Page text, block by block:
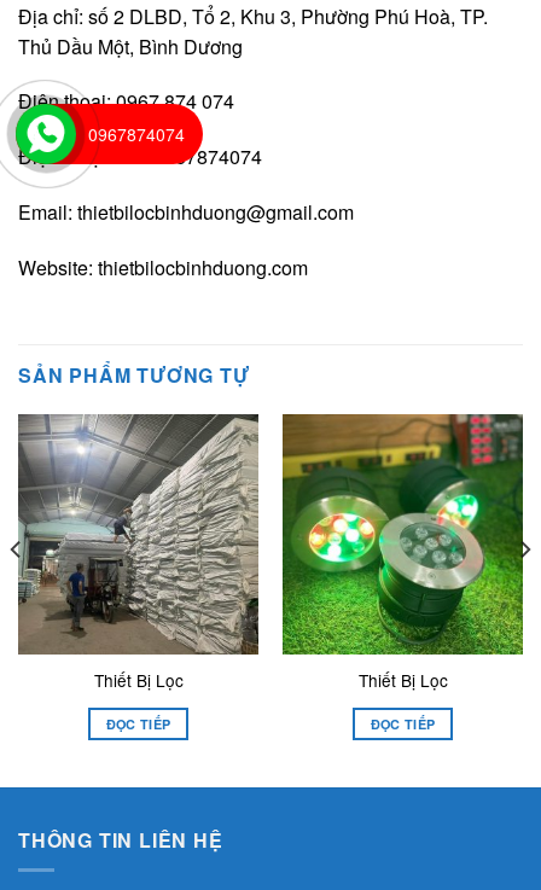
Địa chỉ: số 2 DLBD, Tổ 2, Khu 3, Phường Phú Hoà, TP.
Thủ Dầu Một, Bình Dương
Điện thoại: 0967 874 074
Điện thoại bàn: 0967874074
Email: thietbilocbinhduong@gmail.com
Website: thietbilocbinhduong.com
SẢN PHẨM TƯƠNG TỰ
Thiết Bị Lọc
ĐỌC TIẾP
Thiết Bị Lọc
ĐỌC TIẾP
THÔNG TIN LIÊN HỆ
0967874074